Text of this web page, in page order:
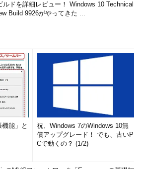
なエンジニアであれば、「映画の魅力を
1人でも多くの人に伝える」システムを
のスキルや経験を生かすチャンスも広が
ジニア……。チャンスが広がるかもしれ
るがインターネット系の開発会社への転
ターネット系開発会社には「若い企業」
雑誌やWebサイトでは正しくその会社の
しい。そんなリスクを回避するために
すことをお勧めする。その会社の社風や
ルドを詳細レビュー！ Windows 10 Technical
Build 9926がやってきた ...
能」と
祝、Windows 7のWindows 10無
償アップグレード！ でも、古いP
Cで動くの？ (1/2)